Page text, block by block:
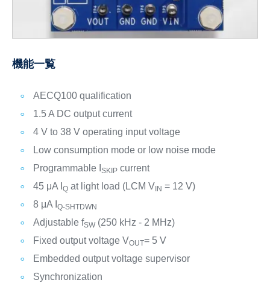
機能一覧
AECQ100 qualification
1.5 A DC output current
4 V to 38 V operating input voltage
Low consumption mode or low noise mode
Programmable I SKIPcurrent
45 μA I Qat light load (LCM V IN = 12 V)
8 μA I Q-SHTDWN
Adjustable fSW(250 kHz - 2 MHz)
Fixed output voltage VOUT= 5 V
Embedded output voltage supervisor
Synchronization